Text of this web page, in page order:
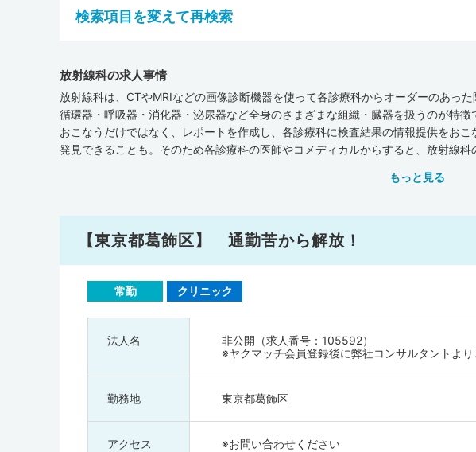
検索項目を変えて再検索
放射線科の求人事情
放射線科は、CTやMRIなどの画像診断機器を使って各診療科からオーダーのあっ
循環器・呼吸器・消化器・泌尿器など全身のさまざまな組織・臓器を扱うのが特
おこなうだけではなく、レポートを作成し、各診療科に検査結果の情報提供をお
発見できることも。そのため各診療科の医師やコメディカルからすると、放射線
の需要が増加しています。厚生労働省の「医療施設（動態）調査・病院報告の概
している状況です。画像診断機器は高額なものがほとんどであるため、最新の機
です。放射線科の医師はほかの診療科に勤務する医師と比べると必ずしも給与が
もっと見る
【東京都葛飾区】 通勤苦から解放！
常勤 クリニック
法人名
非公開（求人番号：105592）
※ヤクマッチ会員登録後に弊社コンサルタントより
勤務地 東京都葛飾区
アクセス ※お問い合わせください